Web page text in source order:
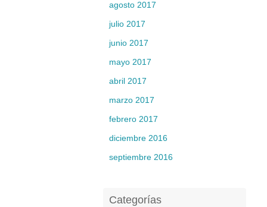
agosto 2017
julio 2017
junio 2017
mayo 2017
abril 2017
marzo 2017
febrero 2017
diciembre 2016
septiembre 2016
Categorías